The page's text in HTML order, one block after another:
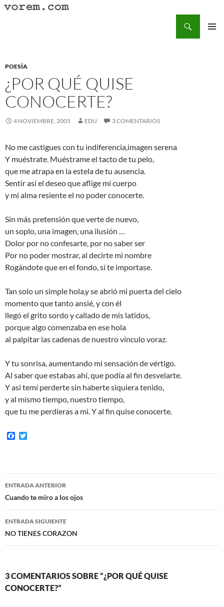
Saltar
POESÍA
¿POR QUÉ QUISE
CONOCERTE?
4 NOVIEMBRE, 2005 EDU 3 COMENTARIOS
No me castigues con tu indiferencia,imagen serena
Y muéstrate. Muéstrame el tacto de tu pelo,
que me atrapa en la estela de tu ausencia.
Sentir así el deseo que aflige mi cuerpo
y mi alma resiente el no poder conocerte.
Sin más pretensión que verte de nuevo,
un soplo, una imagen, una ilusión …
Dolor por no confesarte, por no saber ser
Por no poder mostrar, al decirte mi nombre
Rogándote que en el fondo, sí te importase.
Tan solo un simple hola,y se abrió mi puerta del cielo
momento que tanto ansié, y con él
llegó el grito sordo y callado de mis latidos,
porque algo comenzaba en ese hola
al palpitar las cadenas de nuestro vínculo voraz.
Y tu sonrisa, aumentando mi sensación de vértigo.
Al saber que estabas ahí, que podía al fin desvelarte.
Y asi temí perderte sin haberte siquiera tenido,
y al mismo tiempo, nuestro tiempo,
que tu me perdieras a mi. Y al fin quise conocerte.
F
o
o
e
r
Navegación
de
entradas
ENTRADA ANTERIOR
Cuando te miro a los ojos
ENTRADA SIGUIENTE
NO TIENES CORAZON
3 COMENTARIOS SOBRE “¿POR QUÉ QUISE
CONOCERTE?”